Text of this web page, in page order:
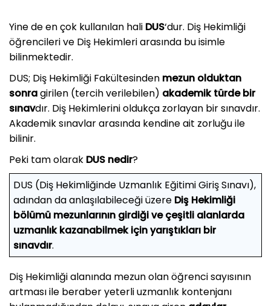
Yine de en çok kullanılan hali DUS‘dur. Diş Hekimliği
öğrencileri ve Diş Hekimleri arasında bu isimle
bilinmektedir.
DUS; Diş Hekimliği Fakültesinden mezun olduktan
sonragirilen (tercih verilebilen) akademik türde bir
sınavdır. Diş Hekimlerini oldukça zorlayan bir sınavdır.
Akademik sınavlar arasında kendine ait zorluğu ile
bilinir.
Peki tam olarak DUS nedir?
DUS (Diş Hekimliğinde Uzmanlık Eğitimi Giriş Sınavı),
adından da anlaşılabileceği üzere Diş Hekimliği
bölümü mezunlarının girdiği ve çeşitli alanlarda
uzmanlık kazanabilmek için yarıştıkları bir
sınavdır.
Diş Hekimliği alanında mezun olan öğrenci sayısının
artması ile beraber yeterli uzmanlık kontenjanı